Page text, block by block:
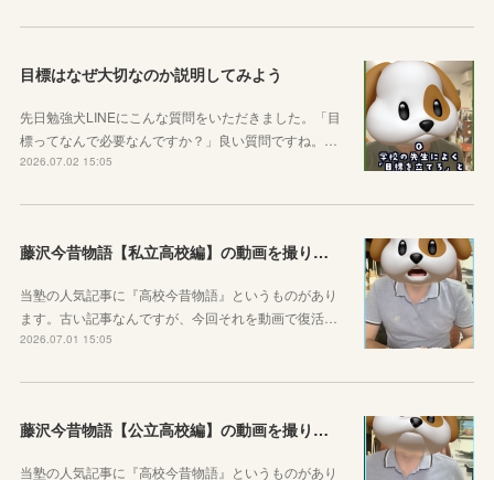
目標はなぜ大切なのか説明してみよう
先日勉強犬LINEにこんな質問をいただきました。「目
標ってなんで必要なんですか？」良い質問ですね。…
2026.07.02 15:05
藤沢今昔物語【私立高校編】の動画を撮りました！
当塾の人気記事に『高校今昔物語』というものがあり
ます。古い記事なんですが、今回それを動画で復活…
2026.07.01 15:05
藤沢今昔物語【公立高校編】の動画を撮りました！
当塾の人気記事に『高校今昔物語』というものがあり